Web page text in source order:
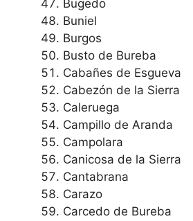
Bugedo
Buniel
Burgos
Busto de Bureba
Cabañes de Esgueva
Cabezón de la Sierra
Caleruega
Campillo de Aranda
Campolara
Canicosa de la Sierra
Cantabrana
Carazo
Carcedo de Bureba